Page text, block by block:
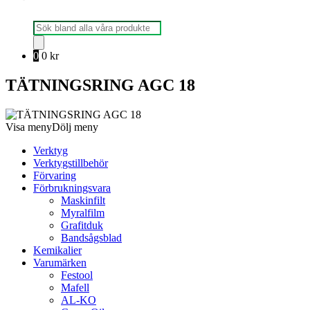
Produktsökning
0 0 kr
TÄTNINGSRING AGC 18
Visa menyDölj meny
Verktyg
Verktygstillbehör
Förvaring
Förbrukningsvara
Maskinfilt
Myralfilm
Grafitduk
Bandsågsblad
Kemikalier
Varumärken
Festool
Mafell
AL-KO